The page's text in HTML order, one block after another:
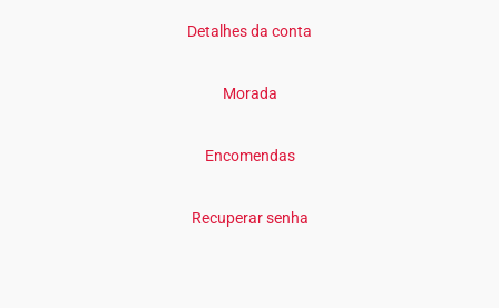
Detalhes da conta
Morada
Encomendas
Recuperar senha